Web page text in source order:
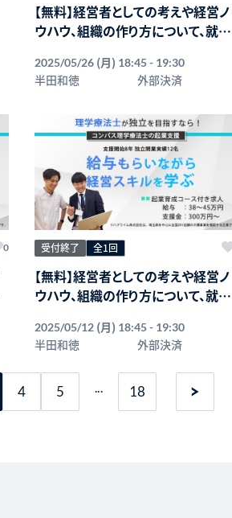
【無料】経営者としての考えや経営ノ
ウハウ、組織の作り方について、就業
コース」オンライン説明会
2025/05/26 (月) 18:45 - 19:30
半田和徳 外部決済
0 受付終了 全1回
【無料】経営者としての考えや経営ノ
ウハウ、組織の作り方について、就業
コース」オンライン説明会
2025/05/12 (月) 18:45 - 19:30
半田和徳 外部決済
4 5 18